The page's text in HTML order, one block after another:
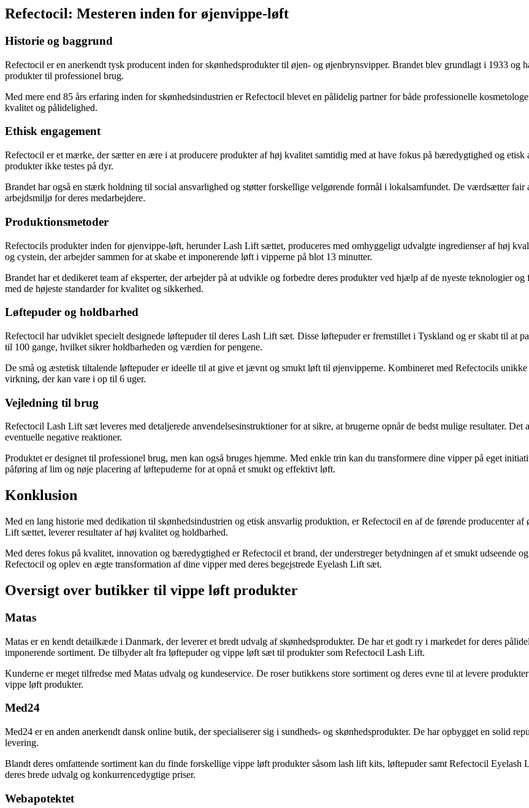
Refectocil: Mesteren inden for øjenvippe-løft
Historie og baggrund
Refectocil er en anerkendt tysk producent inden for skønhedsprodukter til øjen- og øjenbrynsvipper. Brandet blev grundlagt i 1933 og
produkter til professionel brug.
Med mere end 85 års erfaring inden for skønhedsindustrien er Refectocil blevet en pålidelig partner for både professionelle
kvalitet og pålidelighed.
Ethisk engagement
Refectocil er et mærke, der sætter en ære i at producere produkter af høj kvalitet samtidig med at have fokus på bæredygtighed og
produkter ikke testes på dyr.
Brandet har også en stærk holdning til social ansvarlighed og støtter forskellige velgørende formål i lokalsamfundet. De værdsætter fair
arbejdsmiljø for deres medarbejdere.
Produktionsmetoder
Refectocils produkter inden for øjenvippe-løft, herunder Lash Lift sættet, produceres med omhyggeligt udvalgte ingredienser af høj
og cystein, der arbejder sammen for at skabe et imponerende løft i vipperne på blot 13 minutter.
Brandet har et dedikeret team af eksperter, der arbejder på at udvikle og forbedre deres produkter ved hjælp af de nyeste teknologier
med de højeste standarder for kvalitet og sikkerhed.
Løftepuder og holdbarhed
Refectocil har udviklet specielt designede løftepuder til deres Lash Lift sæt. Disse løftepuder er fremstillet i Tyskland og er skabt til at
til 100 gange, hvilket sikrer holdbarheden og værdien for pengene.
De små og æstetisk tiltalende løftepuder er ideelle til at give et jævnt og smukt løft til øjenvipperne. Kombineret med Refectocils
virkning, der kan vare i op til 6 uger.
Vejledning til brug
Refectocil Lash Lift sæt leveres med detaljerede anvendelsesinstruktioner for at sikre, at brugerne opnår de bedst mulige resultater.
eventuelle negative reaktioner.
Produktet er designet til professionel brug, men kan også bruges hjemme. Med enkle trin kan du transformere dine vipper på eget
påføring af lim og nøje placering af løftepuderne for at opnå et smukt og effektivt løft.
Konklusion
Med en lang historie med dedikation til skønhedsindustrien og etisk ansvarlig produktion, er Refectocil en af de førende producenter
Lift sættet, leverer resultater af høj kvalitet og holdbarhed.
Med deres fokus på kvalitet, innovation og bæredygtighed er Refectocil et brand, der understreger betydningen af et smukt udseende
Refectocil og oplev en ægte transformation af dine vipper med deres begejstrede Eyelash Lift sæt.
Oversigt over butikker til vippe løft produkter
Matas
Matas er en kendt detailkæde i Danmark, der leverer et bredt udvalg af skønhedsprodukter. De har et godt ry i markedet for deres
imponerende sortiment. De tilbyder alt fra løftepuder og vippe løft sæt til produkter som Refectocil Lash Lift.
Kunderne er meget tilfredse med Matas udvalg og kundeservice. De roser butikkens store sortiment og deres evne til at levere
vippe løft produkter.
Med24
Med24 er en anden anerkendt dansk online butik, der specialiserer sig i sundheds- og skønhedsprodukter. De har opbygget en solid
levering.
Blandt deres omfattende sortiment kan du finde forskellige vippe løft produkter såsom lash lift kits, løftepuder samt Refectocil
deres brede udvalg og konkurrencedygtige priser.
Webapotektet